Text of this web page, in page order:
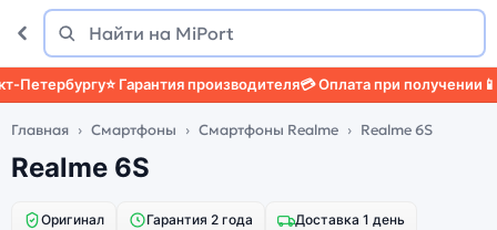
Поиск
Найти
⭐ Гарантия производителя💳 Оплата при получении📱
Главная Смартфоны Смартфоны Realme Realme 6S
Realme 6S
Оригинал Гарантия 2 года Доставка 1 день